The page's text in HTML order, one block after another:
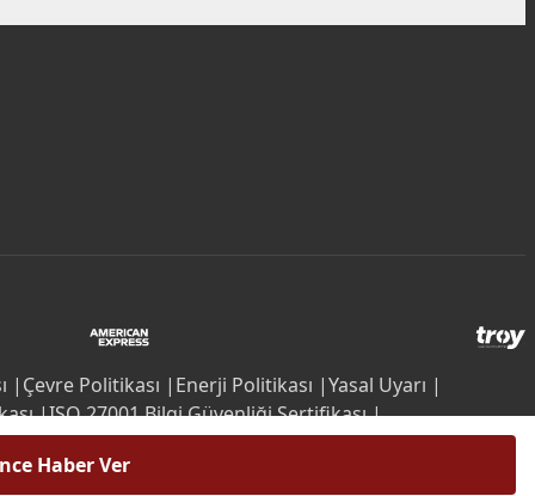
Haber Ver
| Çevre Politikası | Enerji Politikası |Yasal Uyarı |
|ISO 27001 Bilgi Güvenliği Sertifikası |